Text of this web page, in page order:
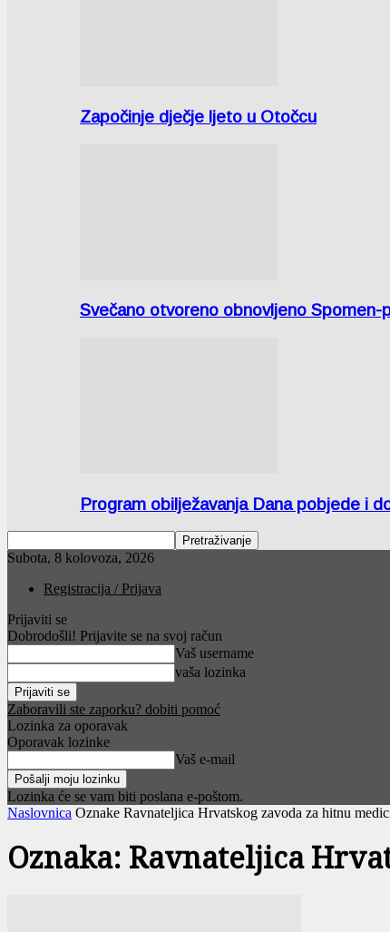
Započinje dječje ljeto u Otočcu
Svečano otvoreno obnovljeno Spomen-
Program obilježavanja Dana pobjede i
Subota, 8 kolovoza, 2026
Registracija / Prijava
Prijaviti se
Dobrodošli! Prijavite se na svoj račun
Vaš username
vaša lozinka
Zaboravili ste zaporku? dobiti pomoć
Lozinka za oporavak
Oporavak lozinke
Vaš e-mail
Lozinka će se vam biti poslana e-poštom.
Naslovnica Oznake Ravnateljica Hrvatskog zavoda za hitnu
Oznaka: Ravnateljica